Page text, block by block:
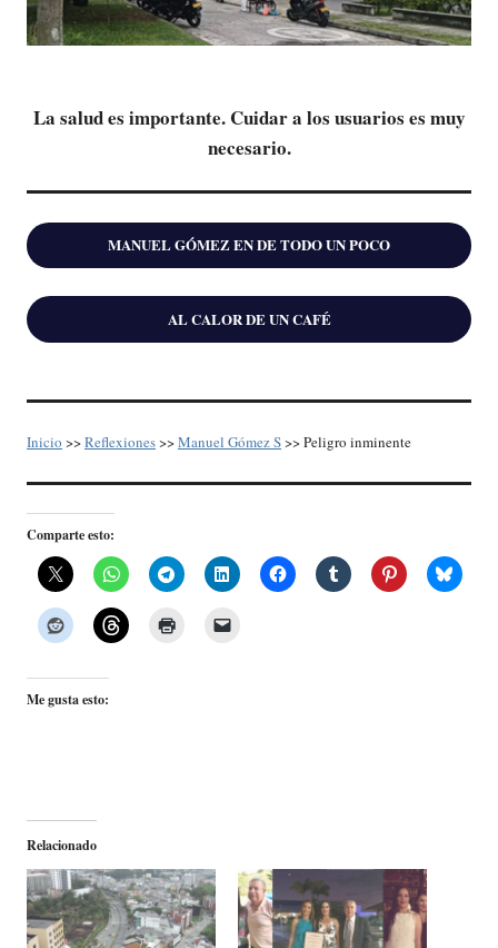
La salud es importante. Cuidar a los usuarios es muy
necesario.
MANUEL GÓMEZ EN DE TODO UN POCO
AL CALOR DE UN CAFÉ
Inicio >>Reflexiones>>Manuel Gómez S>> Peligro inminente
Comparte esto:
Me gusta esto:
Relacionado